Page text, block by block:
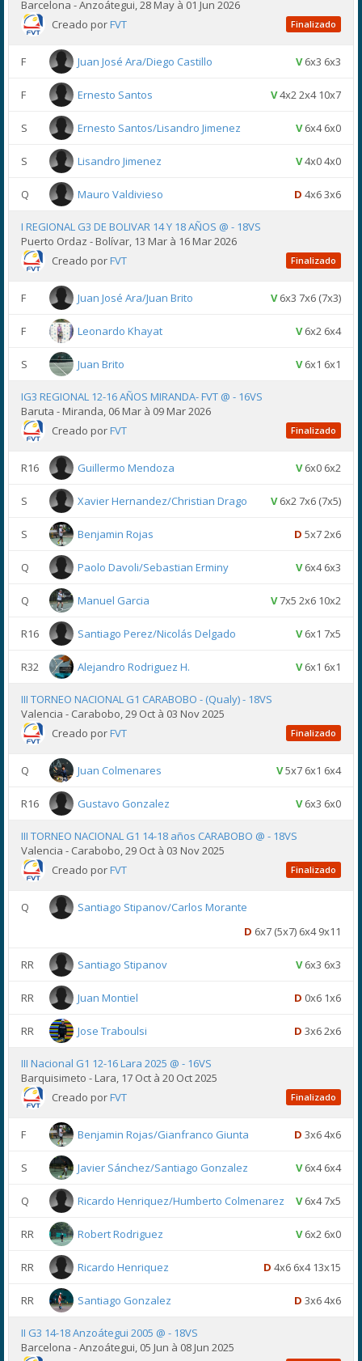
Barcelona - Anzoátegui, 28 May à 01 Jun 2026
Creado porFVT Finalizado
F Juan José Ara/Diego Castillo V6x3 6x3
F Ernesto Santos V4x2 2x4 10x7
S Ernesto Santos/Lisandro Jimenez V6x4 6x0
S Lisandro Jimenez V4x0 4x0
Q Mauro Valdivieso D 4x6 3x6
I REGIONAL G3 DE BOLIVAR 14 Y 18 AÑOS @ - 18VS
Puerto Ordaz - Bolívar, 13 Mar à 16 Mar 2026
Creado porFVT Finalizado
F Juan José Ara/Juan Brito V6x3 7x6 (7x3)
F Leonardo Khayat V6x2 6x4
S Juan Brito V6x1 6x1
IG3 REGIONAL 12-16 AÑOS MIRANDA- FVT @ - 16VS
Baruta - Miranda, 06 Mar à 09 Mar 2026
Creado porFVT Finalizado
R16 Guillermo Mendoza V6x0 6x2
S Xavier Hernandez/Christian Drago V6x2 7x6 (7x5)
S Benjamin Rojas D 5x7 2x6
Q Paolo Davoli/Sebastian Erminy V6x4 6x3
Q Manuel Garcia V7x5 2x6 10x2
R16 Santiago Perez/Nicolás Delgado V6x1 7x5
R32 Alejandro Rodriguez H. V6x1 6x1
III TORNEO NACIONAL G1 CARABOBO - (Qualy) - 18VS
Valencia - Carabobo, 29 Oct à 03 Nov 2025
Creado porFVT Finalizado
Q Juan Colmenares V5x7 6x1 6x4
R16 Gustavo Gonzalez V6x3 6x0
III TORNEO NACIONAL G1 14-18 años CARABOBO @ - 18VS
Valencia - Carabobo, 29 Oct à 03 Nov 2025
Creado porFVT Finalizado
Q
Santiago Stipanov/Carlos Morante
D 6x7 (5x7) 6x4 9x11
RR Santiago Stipanov V6x3 6x3
RR Juan Montiel D 0x6 1x6
RR Jose Traboulsi D 3x6 2x6
III Nacional G1 12-16 Lara 2025 @ - 16VS
Barquisimeto - Lara, 17 Oct à 20 Oct 2025
Creado porFVT Finalizado
F Benjamin Rojas/Gianfranco Giunta D 3x6 4x6
S Javier Sánchez/Santiago Gonzalez V6x4 6x4
Q Ricardo Henriquez/Humberto Colmenarez V6x4 7x5
RR Robert Rodriguez V6x2 6x0
RR Ricardo Henriquez D 4x6 6x4 13x15
RR Santiago Gonzalez D 3x6 4x6
II G3 14-18 Anzoátegui 2005 @ - 18VS
Barcelona - Anzoátegui, 05 Jun à 08 Jun 2025